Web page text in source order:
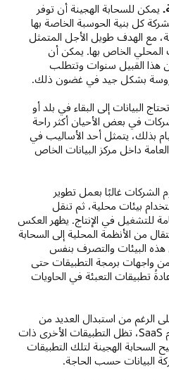
يمكن للسحابة الهجينة أن توفر
كل بنية الحوسبة الخاصة بها
مع الهدف طويل الأجل المتمثل
المحلي الخاص بها. يمكن أن
هذا القبيل سنوات وتتطلب
بشكل جيد في غضون ذلك.
البيانات إلى البقاء في بلد أو
في بعض الأحيان أكثر راحة
بذلك، يتمثل أحد الأساليب في
داخل مركز البيانات الخاص
الشركات غالبًا بعمل تطوير
بيئات محلية، ثم تنقل
للتشغيل في الإنتاج. يظهر العكس
من الأنظمة المحلية إلى السحابة
البيئات والتصرف بنفس
واجهات برمجة التطبيقات حتى
تطبيقات التعبئة في الحاويات
الرغم من استبدال العديد من
التطبيقات القديمة بنظام SaaS، تظل التطبيقات الأخرى ذات
السحابة الهجينة لتلك التطبيقات
البيانات حسب الحاجة.